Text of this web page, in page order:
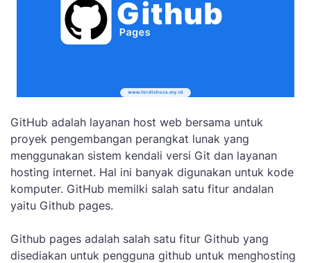
GitHub adalah layanan host web bersama untuk
proyek pengembangan perangkat lunak yang
menggunakan sistem kendali versi Git dan layanan
hosting internet. Hal ini banyak digunakan untuk kode
komputer. GitHub memilki salah satu fitur andalan
yaitu Github pages.
Github pages adalah salah satu fitur Github yang
disediakan untuk pengguna github untuk menghosting